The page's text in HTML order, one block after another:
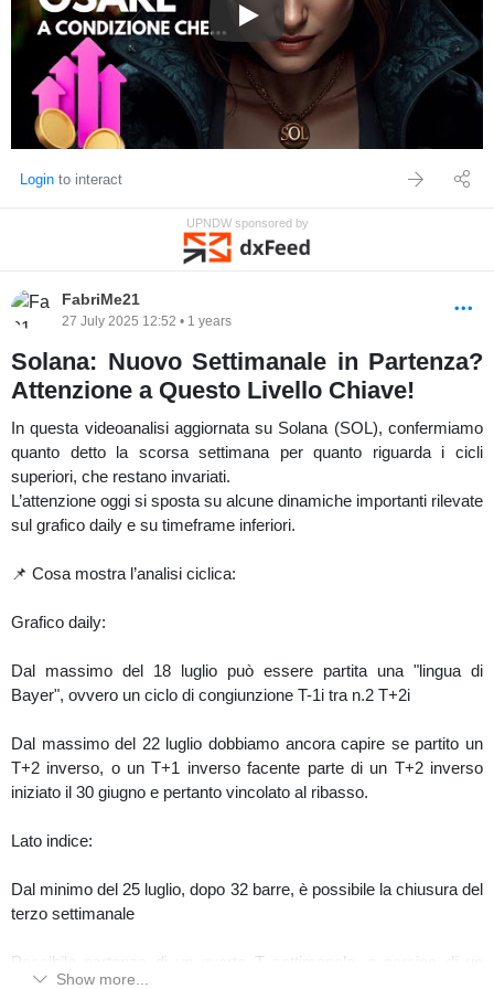
educativo e non costituiscono consigli finanziari. Le criptovalute
sono asset ad alto rischio: fai sempre le tue ricerche prima di
prendere decisioni.
Solana: Ultima Grande Salita
Login to interact
UPNDW sponsored by
FabriMe21
27 July 2025 12:52 • 1 years
Solana: Nuovo Settimanale in Partenza?
Attenzione a Questo Livello Chiave!
In questa videoanalisi aggiornata su Solana (SOL), confermiamo
quanto detto la scorsa settimana per quanto riguarda i cicli
superiori, che restano invariati.
L’attenzione oggi si sposta su alcune dinamiche importanti rilevate
sul grafico daily e su timeframe inferiori.
📌 Cosa mostra l’analisi ciclica:
Grafico daily:
Dal massimo del 18 luglio può essere partita una "lingua di
Bayer", ovvero un ciclo di congiunzione T-1i tra n.2 T+2i
Dal massimo del 22 luglio dobbiamo ancora capire se partito un
T+2 inverso, o un T+1 inverso facente parte di un T+2 inverso
iniziato il 30 giugno e pertanto vincolato al ribasso.
Lato indice:
Dal minimo del 25 luglio, dopo 32 barre, è possibile la chiusura del
terzo settimanale
Possibile partenza di un quarto T settimanale, o persino di un
Show more...